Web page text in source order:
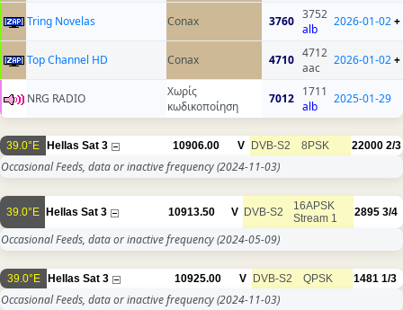
Tring Novelas Conax 3760 3752
alb
2026-01-02+
Top Channel HD Conax 4710 4712
aac
2026-01-02+
NRG RADIO
Χωρίς
κωδικοποίηση
7012 1711
alb
2025-01-29
39.0°E Hellas Sat 3 10906.00 V DVB-S2 8PSK 22000 2/3
Occasional Feeds, data or inactive frequency(2024-11-03)
39.0°E Hellas Sat 3 10913.50 V DVB-S2
16APSK
Stream 1
2895 3/4
Occasional Feeds, data or inactive frequency(2024-05-09)
39.0°E Hellas Sat 3 10925.00 V DVB-S2 QPSK 1481 1/3
Occasional Feeds, data or inactive frequency(2024-11-03)